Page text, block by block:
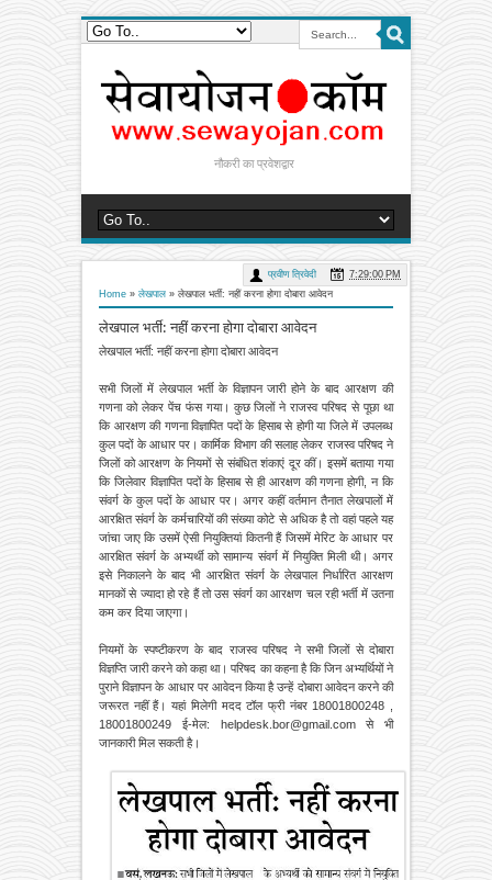
नौकरी का प्रवेशद्वार
Home » लेखपाल » लेखपाल भर्ती: नहीं करना होगा दोबारा आवेदन
लेखपाल भर्ती: नहीं करना होगा दोबारा आवेदन
प्रवीण त्रिवेदी 7:29:00 PM
लेखपाल भर्ती: नहीं करना होगा दोबारा आवेदन
सभी जिलों में लेखपाल भर्ती के विज्ञापन जारी होने के बाद आरक्षण की
गणना को लेकर पेंच फंस गया। कुछ जिलों ने राजस्व परिषद से पूछा था
कि आरक्षण की गणना विज्ञापित पदों के हिसाब से होगी या जिले में उपलब्ध
कुल पदों के आधार पर। कार्मिक विभाग की सलाह लेकर राजस्व परिषद ने
जिलों को आरक्षण के नियमों से संबंधित शंकाएं दूर कीं। इसमें बताया गया
कि जिलेवार विज्ञापित पदों के हिसाब से ही आरक्षण की गणना होगी, न कि
संवर्ग के कुल पदों के आधार पर। अगर कहीं वर्तमान तैनात लेखपालों में
आरक्षित संवर्ग के कर्मचारियों की संख्या कोटे से अधिक है तो वहां पहले यह
जांचा जाए कि उसमें ऐसी नियुक्तियां कितनी हैं जिसमें मेरिट के आधार पर
आरक्षित संवर्ग के अभ्यर्थी को सामान्य संवर्ग में नियुक्ति मिली थी। अगर
इसे निकालने के बाद भी आरक्षित संवर्ग के लेखपाल निर्धारित आरक्षण
मानकों से ज्यादा हो रहे हैं तो उस संवर्ग का आरक्षण चल रही भर्ती में उतना
कम कर दिया जाएगा।
नियमों के स्पष्टीकरण के बाद राजस्व परिषद ने सभी जिलों से दोबारा
विज्ञप्ति जारी करने को कहा था। परिषद का कहना है कि जिन अभ्यर्थियों ने
पुराने विज्ञापन के आधार पर आवेदन किया है उन्हें दोबारा आवेदन करने की
जरूरत नहीं हैं। यहां मिलेगी मदद टॉल फ्री नंबर 18001800248 ,
18001800249 ई-मेल: helpdesk.bor@gmail.com से भी
जानकारी मिल सकती है।